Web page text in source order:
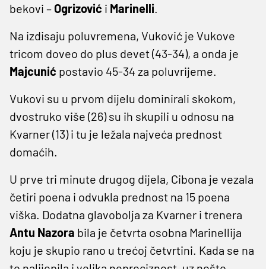
bekovi – Ogrizović i Marinelli.
Na izdisaju poluvremena, Vuković je Vukove
tricom doveo do plus devet (43-34), a onda je
Majcunić postavio 45-34 za poluvrijeme.
Vukovi su u prvom dijelu dominirali skokom,
dvostruko više (26) su ih skupili u odnosu na
Kvarner (13) i tu je ležala najveća prednost
domaćih.
U prve tri minute drugog dijela, Cibona je vezala
četiri poena i odvukla prednost na 15 poena
viška. Dodatna glavobolja za Kvarner i trenera
Antu Nazora bila je četvrta osobna Marinellija
koju je skupio rano u trećoj četvrtini. Kada se na